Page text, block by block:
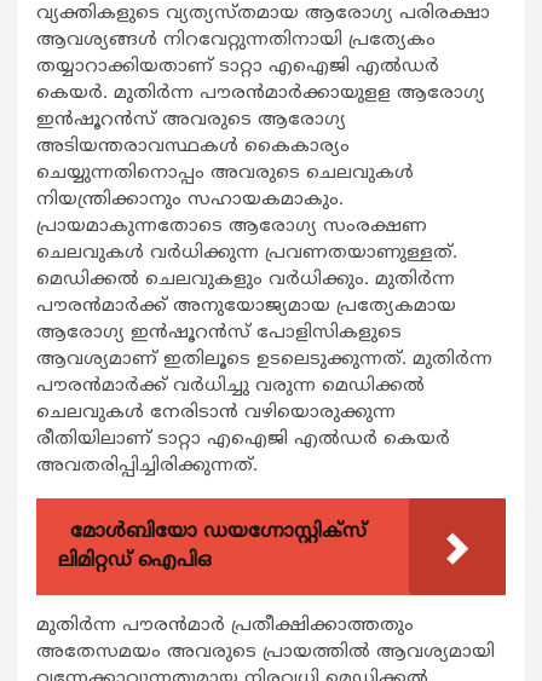
വ്യക്തികളുടെ വ്യത്യസ്തമായ ആരോഗ്യ പരിരക്ഷാ
ആവശ്യങ്ങള്‍ നിറവേറ്റുന്നതിനായി പ്രത്യേകം
തയ്യാറാക്കിയതാണ് ടാറ്റാ എഐജി എല്‍ഡര്‍
കെയര്‍. മുതിര്‍ന്ന പൗരന്‍മാര്‍ക്കായുളള ആരോഗ്യ
ഇന്‍ഷൂറന്‍സ് അവരുടെ ആരോഗ്യ
അടിയന്തരാവസ്ഥകള്‍ കൈകാര്യം
ചെയ്യുന്നതിനൊപ്പം അവരുടെ ചെലവുകള്‍
നിയന്ത്രിക്കാനും സഹായകമാകും.
പ്രായമാകുന്നതോടെ ആരോഗ്യ സംരക്ഷണ
ചെലവുകള്‍ വര്‍ധിക്കുന്ന പ്രവണതയാണുള്ളത്.
മെഡിക്കല്‍ ചെലവുകളും വര്‍ധിക്കും. മുതിര്‍ന്ന
പൗരന്‍മാര്‍ക്ക് അനുയോജ്യമായ പ്രത്യേകമായ
ആരോഗ്യ ഇന്‍ഷൂറന്‍സ് പോളിസികളുടെ
ആവശ്യമാണ് ഇതിലൂടെ ഉടലെടുക്കുന്നത്. മുതിര്‍ന്ന
പൗരന്‍മാര്‍ക്ക് വര്‍ധിച്ചു വരുന്ന മെഡിക്കല്‍
ചെലവുകള്‍ നേരിടാന്‍ വഴിയൊരുക്കുന്ന
രീതിയിലാണ് ടാറ്റാ എഐജി എല്‍ഡര്‍ കെയര്‍
അവതരിപ്പിച്ചിരിക്കുന്നത്.
മോൾബിയോ ഡയഗ്നോസ്റ്റിക്സ്
ലിമിറ്റഡ് ഐപിഒ
മുതിര്‍ന്ന പൗരന്‍മാര്‍ പ്രതീക്ഷിക്കാത്തതും
അതേസമയം അവരുടെ പ്രായത്തില്‍ ആവശ്യമായി